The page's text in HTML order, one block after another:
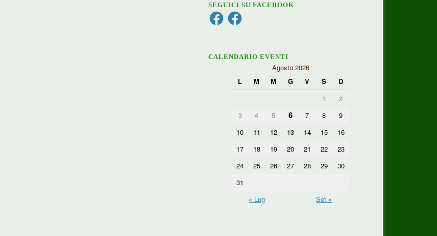
SEGUICI SU FACEBOOK
FacebookFacebook
CALENDARIO EVENTI
Agosto 2026
L
M M G V S
D
1
2
3
4 5 6 7 8
9
10
11 12 13 14 15
16
17
18 19 20 21 22
23
24
25 26 27 28 29
30
31
« Lug
Set »